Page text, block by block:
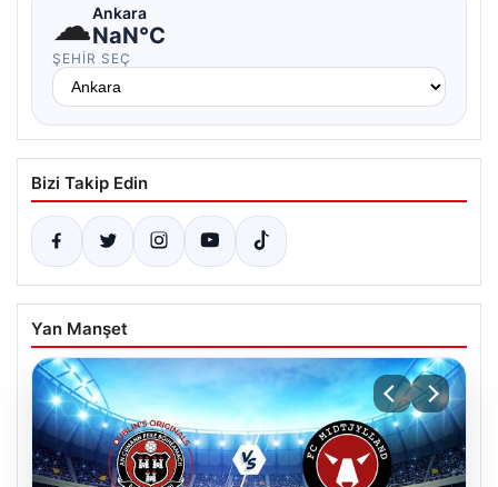
☁Ankara
NaN°C
ŞEHIR SEÇ
Bizi Takip Edin
Yan Manşet